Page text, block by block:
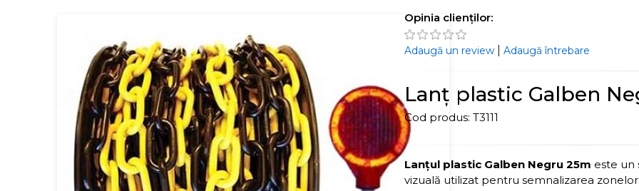
Opinia clienților:
Adaugă un review |Adaugă întrebare
Lanț plastic Galben
Cod produs: T3111
Lanțul plastic Galben Negru 25m este un
vizuală utilizat pentru semnalizarea